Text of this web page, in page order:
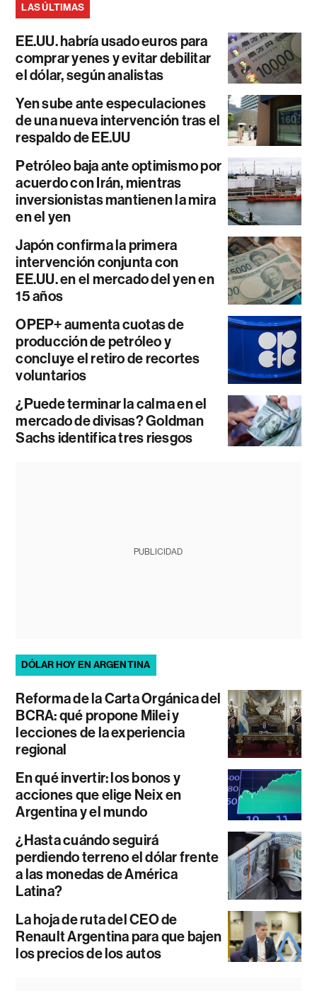
LAS ÚLTIMAS
EE.UU. habría usado euros para
comprar yenes y evitar debilitar
el dólar, según analistas
Yen sube ante especulaciones
de una nueva intervención tras el
respaldo de EE.UU
Petróleo baja ante optimismo por
acuerdo con Irán, mientras
inversionistas mantienen la mira
en el yen
Japón confirma la primera
intervención conjunta con
EE.UU. en el mercado del yen en
15 años
OPEP+ aumenta cuotas de
producción de petróleo y
concluye el retiro de recortes
voluntarios
¿Puede terminar la calma en el
mercado de divisas? Goldman
Sachs identifica tres riesgos
PUBLICIDAD
DÓLAR HOY EN ARGENTINA
Reforma de la Carta Orgánica del
BCRA: qué propone Milei y
lecciones de la experiencia
regional
En qué invertir: los bonos y
acciones que elige Neix en
Argentina y el mundo
¿Hasta cuándo seguirá
perdiendo terreno el dólar frente
a las monedas de América
Latina?
La hoja de ruta del CEO de
Renault Argentina para que bajen
los precios de los autos